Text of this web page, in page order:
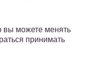
вы можете менять
принимать